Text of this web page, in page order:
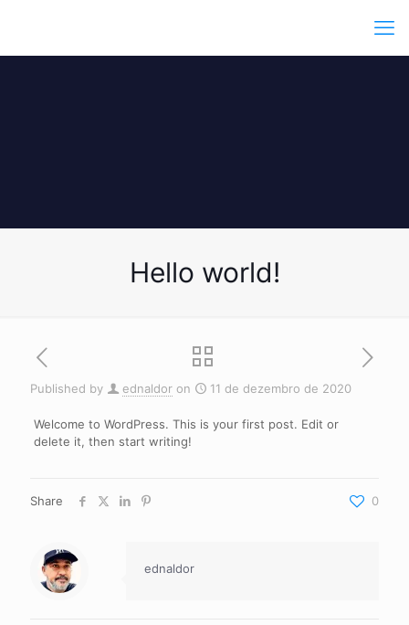
Hello world!
Published by ednaldor on 11 de dezembro de 2020
Welcome to WordPress. This is your first post. Edit or
delete it, then start writing!
Share 0
ednaldor